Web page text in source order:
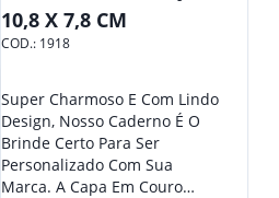
10,8 X 7,8 CM
COD.: 1918
Super Charmoso E Com Lindo
Design, Nosso Caderno É O
Brinde Certo Para Ser
Personalizado Com Sua
Marca. A Capa Em Couro